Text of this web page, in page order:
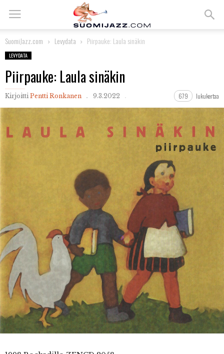
SuomiJazz.com Levydata Piirpauke: Laula sinäkin
LEVYDATA
Piirpauke: Laula sinäkin
Kirjoitti Pentti Ronkanen 9.3.2022 679 lukukertaa